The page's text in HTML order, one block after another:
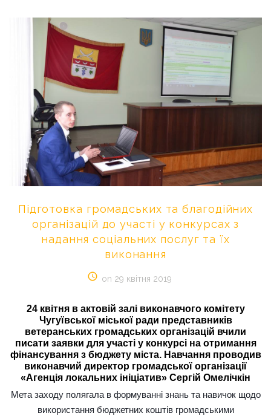
Підготовка громадських та благодійних
організацій до участі у конкурсах з
надання соціальних послуг та їх
виконання
on 29 квітня 2019
24 квітня в актовій залі виконавчого комітету
Чугуївської міської ради представників
ветеранських громадських організацій вчили
писати заявки для участі у конкурсі на отримання
фінансування з бюджету міста. Навчання проводив
виконавчий директор громадської організації
«Агенція локальних ініціатив» Сергій Омелічкін
Мета заходу полягала в формуванні знань та навичок щодо
використання бюджетних коштів громадськими